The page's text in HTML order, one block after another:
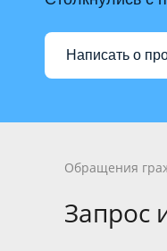
Фотогалерея
ЕДДС
Имущество
Написать о
Обращения
Запрос